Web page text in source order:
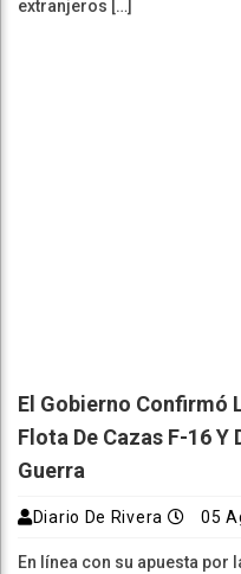
extranjeros […]
El Gobierno Confirmó
Flota De Cazas F-16
Guerra
Diario De Rivera 05
En línea con su apuesta